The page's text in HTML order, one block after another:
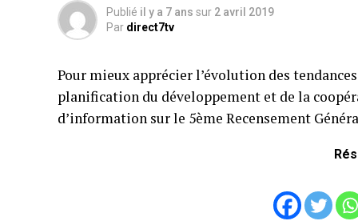
Publié il y a 7 ans sur 2 avril 2019
Par direct7tv
Pour mieux apprécier l’évolution des
planification du développement et de la
d’information sur le 5ème Recensement